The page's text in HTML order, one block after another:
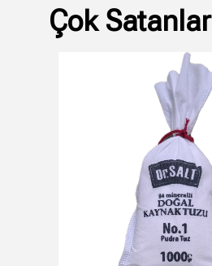
Çok Satanlar